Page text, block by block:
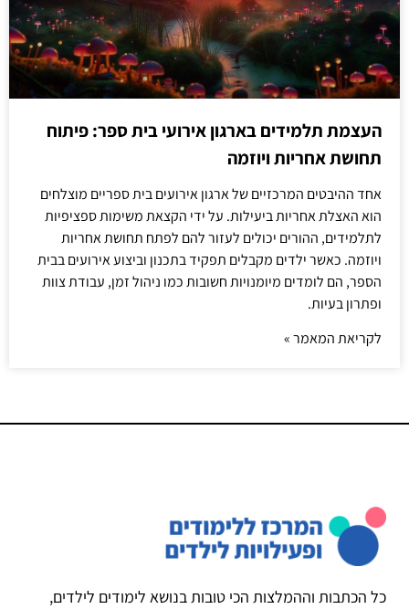
העצמת תלמידים בארגון אירועי בית ספר: פיתוח
תחושת אחריות ויוזמה
אחד ההיבטים המרכזיים של ארגון אירועים בית ספריים מוצלחים
הוא האצלת אחריות ביעילות. על ידי הקצאת משימות ספציפיות
לתלמידים, ההורים יכולים לעזור להם לפתח תחושת אחריות
ויוזמה. כאשר ילדים מקבלים תפקיד בתכנון וביצוע אירועים בבית
הספר, הם לומדים מיומנויות חשובות כמו ניהול זמן, עבודת צוות
ופתרון בעיות.
לקריאת המאמר »
כל הכתבות וההמלצות הכי טובות בנושא לימודים לילדים,